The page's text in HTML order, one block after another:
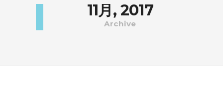
11月, 2017
Archive